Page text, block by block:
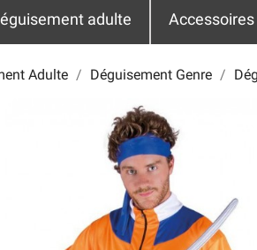
adulte Accessoires
Adulte Déguisement Genre